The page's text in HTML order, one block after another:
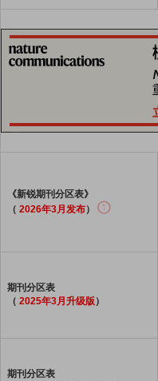
《新锐期刊分区表》
（ 2026年3月发布）
期刊分区表
（ 2025年3月升级版）
期刊分区表